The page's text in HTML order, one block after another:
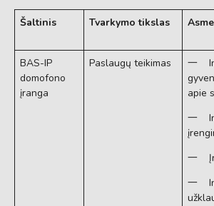
Šaltinis Tvarkymo tikslas
BAS-IP
domofono
įranga
Paslaugų teikimas
一
apie
一
一
一